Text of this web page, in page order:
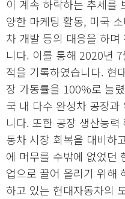
이 계속 하락하는 추세를
양한 마케팅 활동, 미국
차 개발 등의 대응을 하
니다. 이를 통해 2020년
적을 기록하였습니다. 현
장 가동률을 100%로 늘
국 내 다수 완성차 공장
니다. 또한 공장 생산능
동차 시장 회복을 대비하
에 머무를 수밖에 없었던
업으로 끌어 올리기 위해
하고 있는 현대자동차의